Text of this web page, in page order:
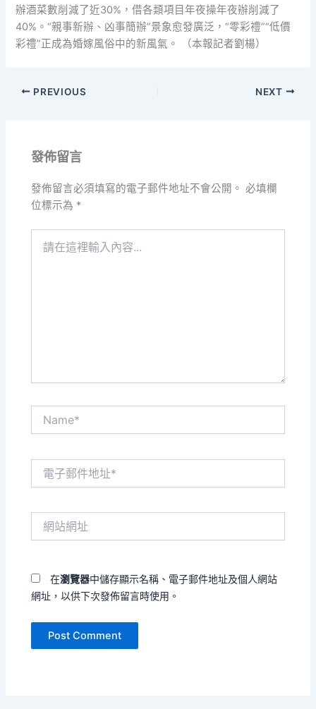
辦酒菜數削減了近30%，借各類項目年夜操年夜辦削減了
40%。“親事新辦、凶事簡辦”景象愈發廣泛，“零彩禮”“低價
彩禮”正成為婚嫁風俗中的新風氣。 （本報記者劉楊）
PREVIOUS NEXT
發佈留言
發佈留言必須填寫的電子郵件地址不會公開。 必填欄
位標示為 *
在瀏覽器中儲存顯示名稱、電子郵件地址及個人網站
網址，以供下次發佈留言時使用。